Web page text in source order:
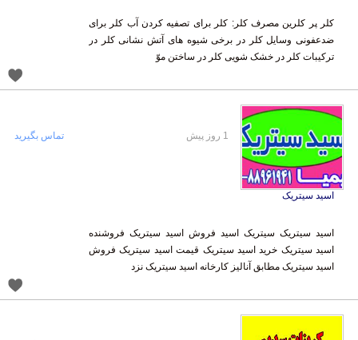
کلر پر کلرین مصرف کلر: کلر برای تصفیه کردن آب کلر برای
ضدعفونی وسایل کلر در برخی شیوه های آتش نشانی کلر در
ترکیبات کلر در خشک شویی کلر در ساختن موّ
اسید سیتریک
اسید سیتریک سیتریک اسید فروش اسید سیتریک فروشنده
اسید سیتریک خرید اسید سیتریک قیمت اسید سیتریک فروش
اسید سیتریک مطابق آنالیز کارخانه اسید سیتریک نزد
تماس بگیرید